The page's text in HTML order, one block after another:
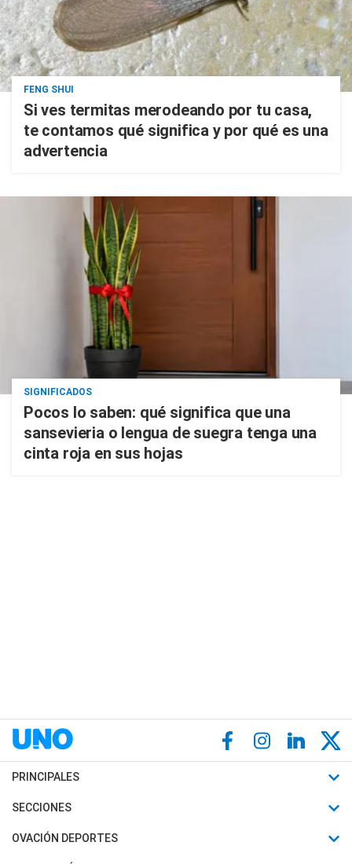
FENG SHUI
Si ves termitas merodeando por tu casa,
te contamos qué significa y por qué es una
advertencia
SIGNIFICADOS
Pocos lo saben: qué significa que una
sansevieria o lengua de suegra tenga una
cinta roja en sus hojas
PRINCIPALES
Últimas Noticias
Política
SECCIONES
Horóscopo
OVACIÓN DEPORTES